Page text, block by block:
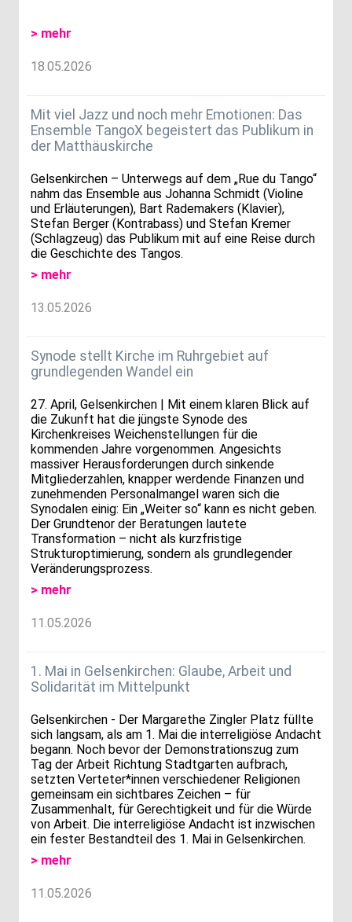
> mehr
18.05.2026
Mit viel Jazz und noch mehr Emotionen: Das
Ensemble TangoX begeistert das Publikum in
der Matthäuskirche
Gelsenkirchen – Unterwegs auf dem „Rue du Tango“
nahm das Ensemble aus Johanna Schmidt (Violine
und Erläuterungen), Bart Rademakers (Klavier),
Stefan Berger (Kontrabass) und Stefan Kremer
(Schlagzeug) das Publikum mit auf eine Reise durch
die Geschichte des Tangos.
> mehr
13.05.2026
Synode stellt Kirche im Ruhrgebiet auf
grundlegenden Wandel ein
27. April, Gelsenkirchen | Mit einem klaren Blick auf
die Zukunft hat die jüngste Synode des
Kirchenkreises Weichenstellungen für die
kommenden Jahre vorgenommen. Angesichts
massiver Herausforderungen durch sinkende
Mitgliederzahlen, knapper werdende Finanzen und
zunehmenden Personalmangel waren sich die
Synodalen einig: Ein „Weiter so“ kann es nicht geben.
Der Grundtenor der Beratungen lautete
Transformation – nicht als kurzfristige
Strukturoptimierung, sondern als grundlegender
Veränderungsprozess.
> mehr
11.05.2026
1. Mai in Gelsenkirchen: Glaube, Arbeit und
Solidarität im Mittelpunkt
Gelsenkirchen - Der Margarethe Zingler Platz füllte
sich langsam, als am 1. Mai die interreligiöse Andacht
begann. Noch bevor der Demonstrationszug zum
Tag der Arbeit Richtung Stadtgarten aufbrach,
setzten Verteter*innen verschiedener Religionen
gemeinsam ein sichtbares Zeichen – für
Zusammenhalt, für Gerechtigkeit und für die Würde
von Arbeit. Die interreligiöse Andacht ist inzwischen
ein fester Bestandteil des 1. Mai in Gelsenkirchen.
> mehr
11.05.2026